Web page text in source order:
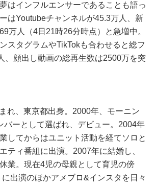
はインフルエンサーであることも語っ
はYoutubeチャンネルが45.3万人、新
万人（4日21時26分時点）と急増中。
スタグラムやTikTokも合わせると総フ
、顔出し動画の総再生数は2500万を突
れ、東京都出身。2000年、モーニン
バーとして選ばれ、デビュー。2004年
してからはユニット活動を経てソロと
ティ番組に出演。2007年に結婚し、
業。現在4児の母親として育児の傍
出演のほかアメブロ&インスタを日々